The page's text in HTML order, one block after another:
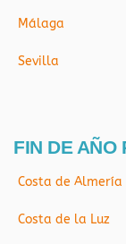
Málaga
Sevilla
FIN DE AÑO
Costa de Almería
Costa de la Luz